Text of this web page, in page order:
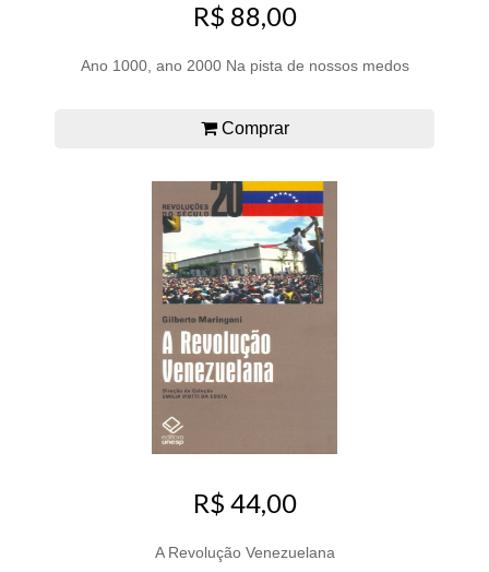
R$ 88,00
Ano 1000, ano 2000 Na pista de nossos medos
Comprar
R$ 44,00
A Revolução Venezuelana